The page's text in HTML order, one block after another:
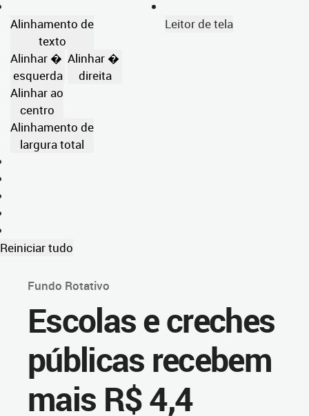
Alinhamento de
texto
Alinhar �
esquerda
Alinhar �
direita
Alinhar ao
centro
Alinhamento de
largura total
Leitor de tela
Reiniciar tudo
Fundo Rotativo
Escolas e creches
públicas recebem
mais R$ 4,4